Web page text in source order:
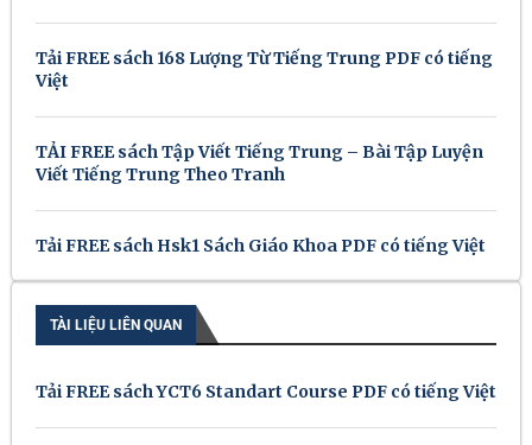
Tải FREE sách 168 Lượng Từ Tiếng Trung PDF có tiếng
Việt
TẢI FREE sách Tập Viết Tiếng Trung – Bài Tập Luyện
Viết Tiếng Trung Theo Tranh
Tải FREE sách Hsk1 Sách Giáo Khoa PDF có tiếng Việt
TÀI LIỆU LIÊN QUAN
Tải FREE sách YCT6 Standart Course PDF có tiếng Việt